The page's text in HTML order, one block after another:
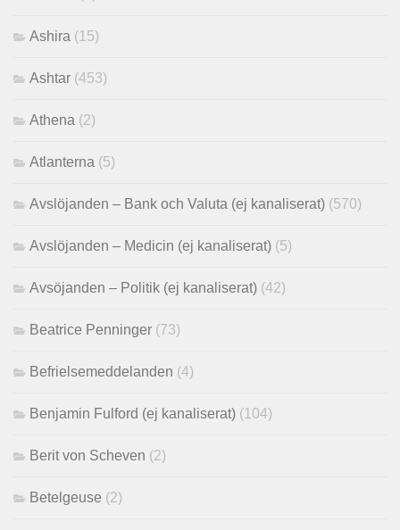
Ashira (15)
Ashtar (453)
Athena (2)
Atlanterna (5)
Avslöjanden – Bank och Valuta (ej kanaliserat) (570)
Avslöjanden – Medicin (ej kanaliserat) (5)
Avsöjanden – Politik (ej kanaliserat) (42)
Beatrice Penninger (73)
Befrielsemeddelanden (4)
Benjamin Fulford (ej kanaliserat) (104)
Berit von Scheven (2)
Betelgeuse (2)